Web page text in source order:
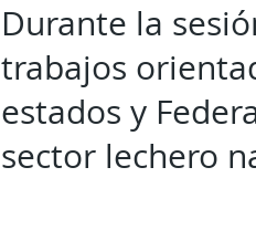
Durante la
trabajos
estados y
sector lechero